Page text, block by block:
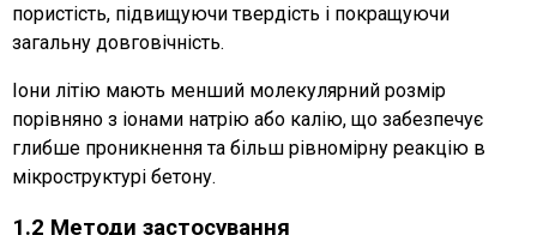
пористість, підвищуючи твердість і покращуючи
загальну довговічність.
Іони літію мають менший молекулярний розмір
порівняно з іонами натрію або калію, що забезпечує
глибше проникнення та більш рівномірну реакцію в
мікроструктурі бетону.
1.2 Методи застосування